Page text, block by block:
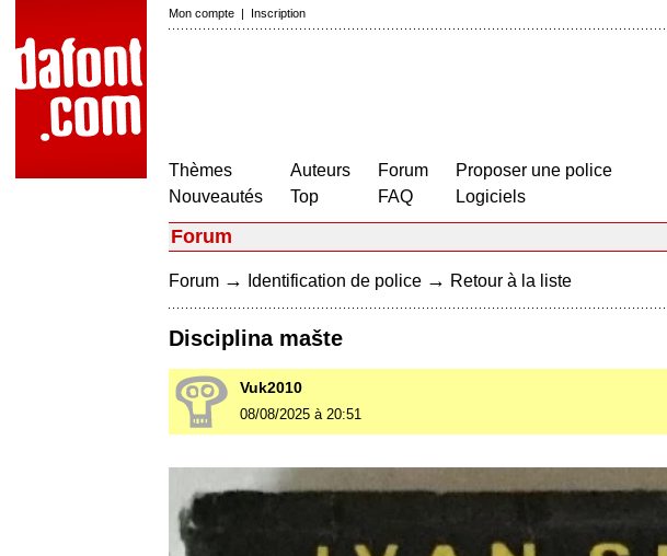
Mon compte | Inscription
Thèmes
Nouveautés
Auteurs
Top
Forum
FAQ
Proposer une police
Logiciels
Forum
Forum → Identification de police → Retour à la liste
Disciplina mašte
Vuk2010
08/08/2025 à 20:51